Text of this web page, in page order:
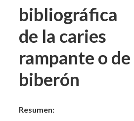
bibliográfica
de la caries
rampante o de
biberón
Resumen: